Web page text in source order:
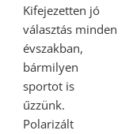
Kifejezetten jó
választás minden
évszakban,
bármilyen
sportot is
űzzünk.
Polarizált